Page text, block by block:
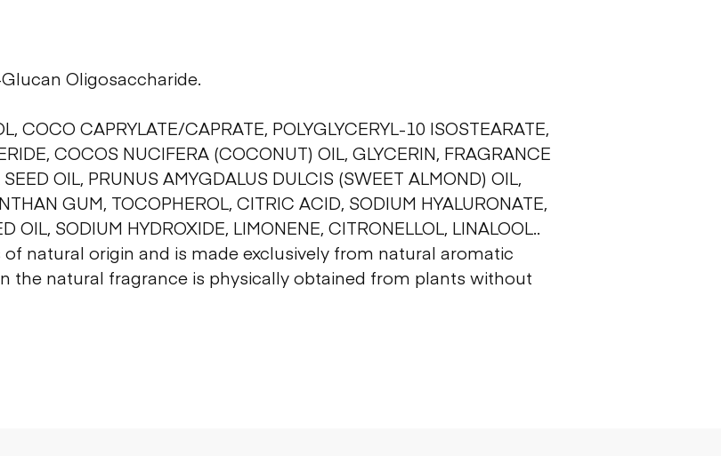
Oligosaccharide.
COCO CAPRYLATE/CAPRATE, POLYGLYCERYL-10 ISOSTEARATE,
COCOS NUCIFERA (COCONUT) OIL, GLYCERIN, FRAGRANCE
OIL, PRUNUS AMYGDALUS DULCIS (SWEET ALMOND) OIL,
GUM, TOCOPHEROL, CITRIC ACID, SODIUM HYALURONATE,
OIL, SODIUM HYDROXIDE, LIMONENE, CITRONELLOL, LINALOOL..
natural origin and is made exclusively from natural aromatic
the natural fragrance is physically obtained from plants without